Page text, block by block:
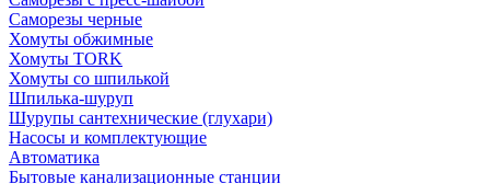
Саморезы черные
Хомуты обжимные
Хомуты TORK
Хомуты со шпилькой
Шпилька-шуруп
Шурупы сантехнические (глухари)
Насосы и комплектующие
Автоматика
Бытовые канализационные станции